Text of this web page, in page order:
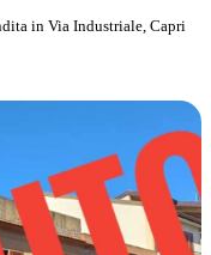
in Via Industriale, Capri